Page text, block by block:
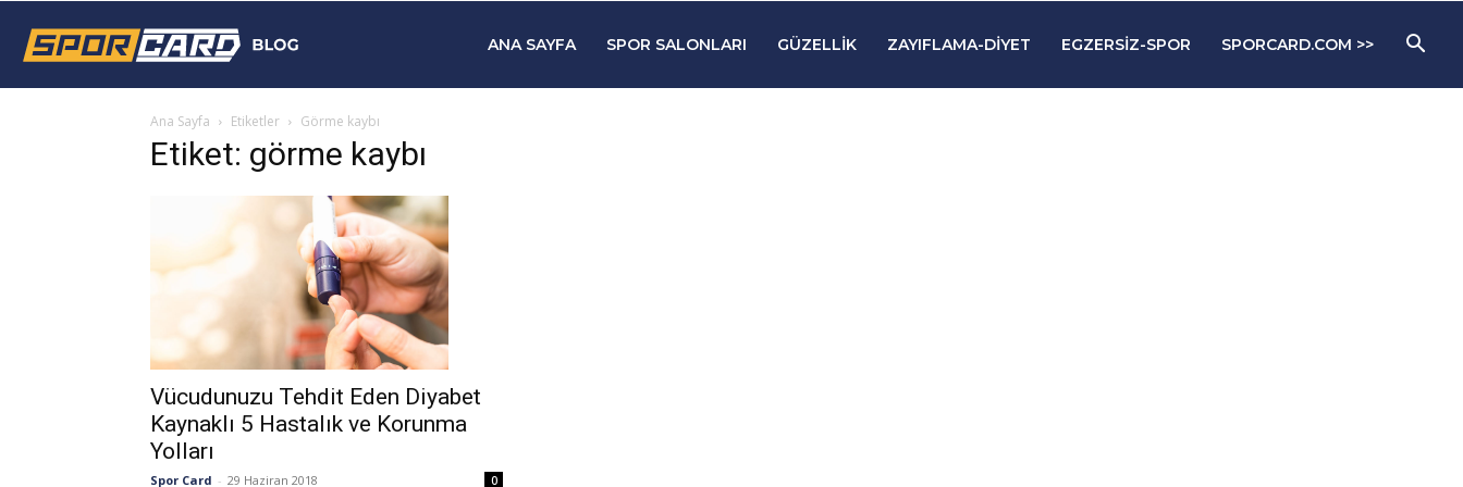
Blog
ANA SAYFA SPOR SALONLARI GÜZELLIK ZAYIFLAMA-DIYET EGZERSIZ-SPOR SPORCARD.COM >>
Ana Sayfa Etiketler Görme kaybı
Etiket: görme kaybı
Vücudunuzu Tehdit Eden Diyabet
Kaynaklı 5 Hastalık ve Korunma
Yolları
Spor Card - 29 Haziran 2018 0